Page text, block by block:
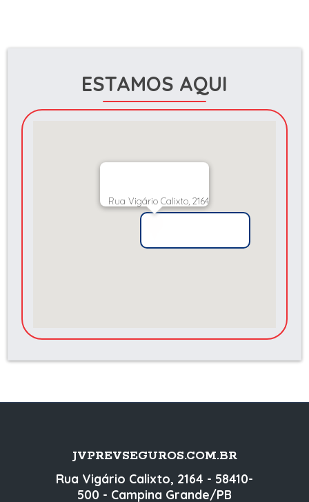
ESTAMOS AQUI
Rua Vigário Calixto, 2164
JVPREVSEGUROS.COM.BR
Rua Vigário Calixto, 2164 - 58410-
500 - Campina Grande/PB